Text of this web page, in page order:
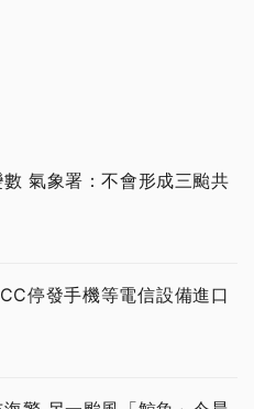
氣象署：不會形成三颱共
停發手機等電信設備進口